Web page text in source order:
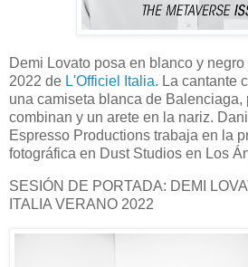
Demi Lovato posa en blanco y
2022 de L'Officiel Italia. La cantante
una camiseta blanca de Balenciaga,
combinan y un arete en la nariz.
Espresso Productions trabaja en la
fotográfica en Dust Studios en Los
SESIÓN DE PORTADA: DEMI
ITALIA VERANO 2022